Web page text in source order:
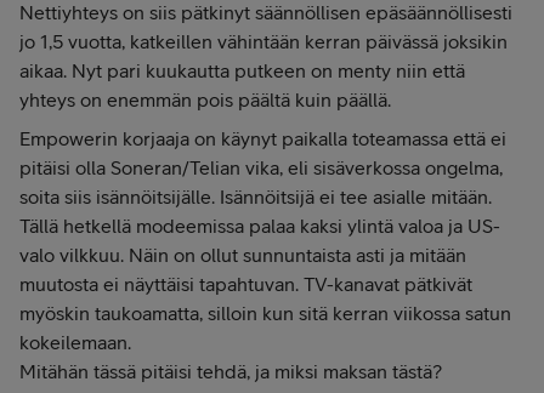
Nettiyhteys on siis pätkinyt säännöllisen epäsäännöllisesti
jo 1,5 vuotta, katkeillen vähintään kerran päivässä joksikin
aikaa. Nyt pari kuukautta putkeen on menty niin että
yhteys on enemmän pois päältä kuin päällä.
Empowerin korjaaja on käynyt paikalla toteamassa että ei
pitäisi olla Soneran/Telian vika, eli sisäverkossa ongelma,
soita siis isännöitsijälle. Isännöitsijä ei tee asialle mitään.
Tällä hetkellä modeemissa palaa kaksi ylintä valoa ja US-
valo vilkkuu. Näin on ollut sunnuntaista asti ja mitään
muutosta ei näyttäisi tapahtuvan. TV-kanavat pätkivät
myöskin taukoamatta, silloin kun sitä kerran viikossa satun
kokeilemaan.
Mitähän tässä pitäisi tehdä, ja miksi maksan tästä?